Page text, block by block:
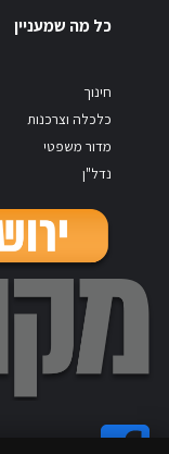
כל מה שמעניין
חינוך
כלכלה וצרכנות
מדור משפטי
נדל"ן